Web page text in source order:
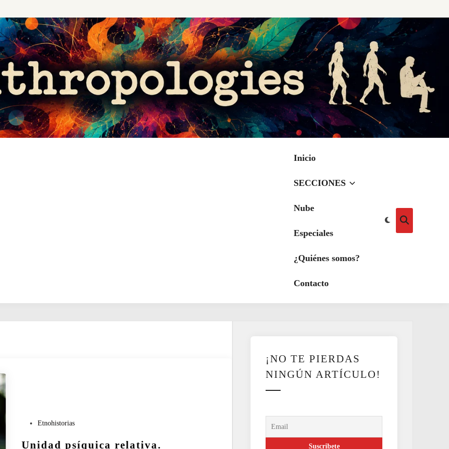
Inicio
SECCIONES
Nube
Especiales
¿Quiénes somos?
Contacto
Cambiar
Abrir
búsqueda
b
Etnohistorias
Unidad psíquica relativa.
¡NO TE PIERDAS
NINGÚN ARTÍCULO!